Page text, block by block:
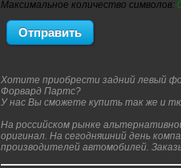
Максимальное количество символов:
Хотите приобрести задний левый
Форвард Партс?
У нас Вы сможете купить так же и
На российском рынке
оригинал. На сегодняшний день
производителей автомобилей.